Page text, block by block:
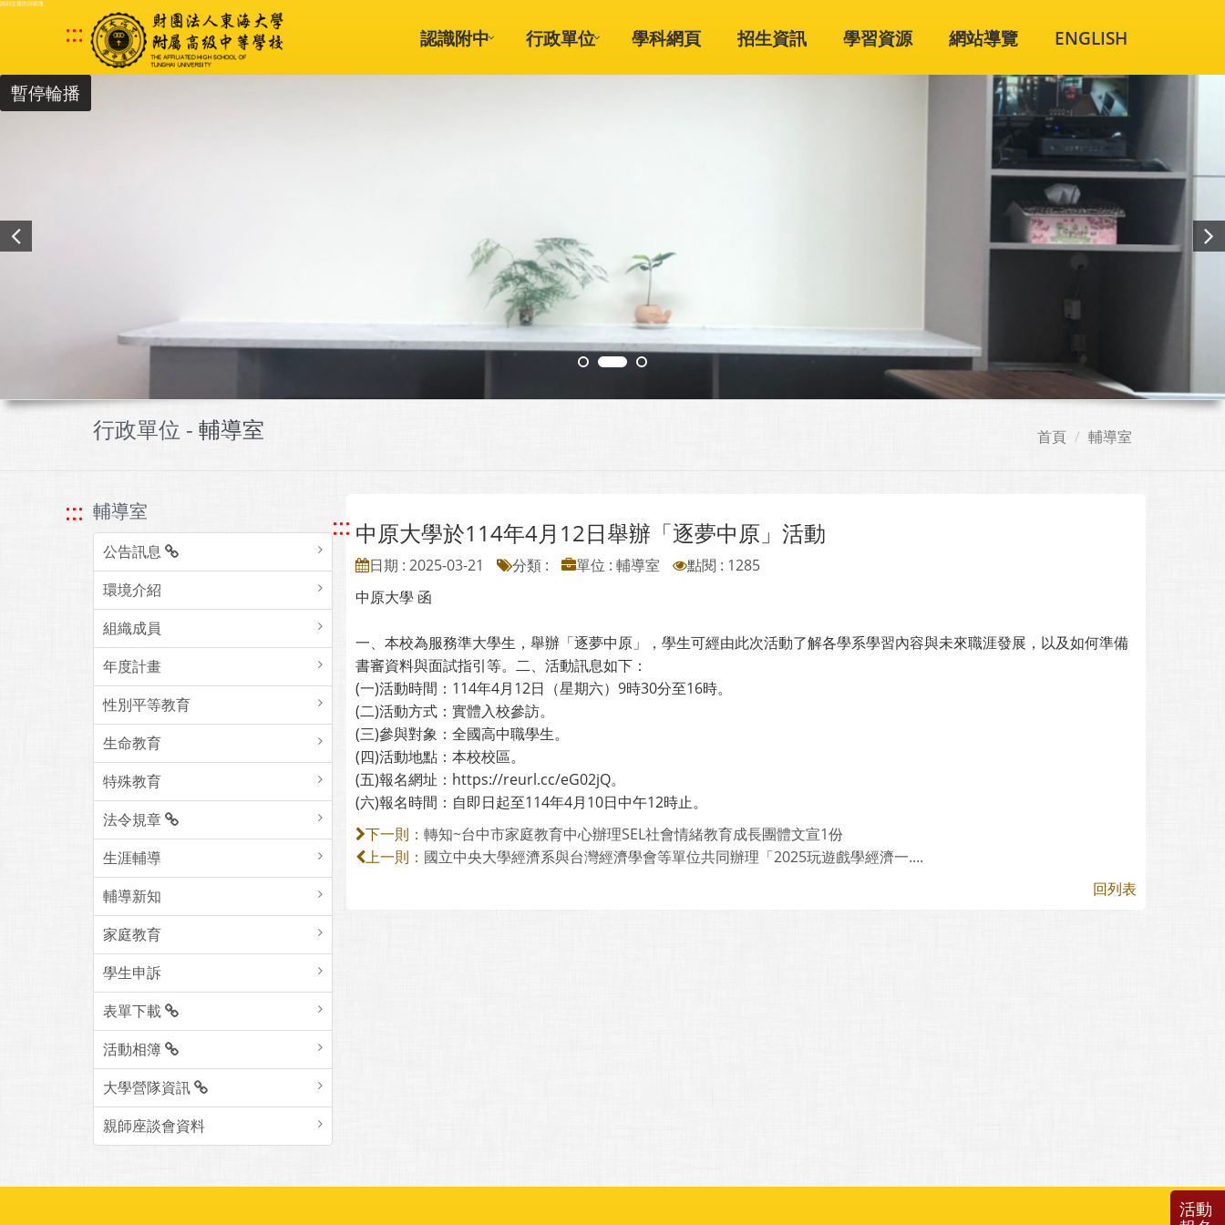
跳到主要內容區塊
::: 認識附中 行政單位 學科網頁 招生資訊 學習資源 網站導覽 ENGLISH
暫停輪播
行政單位 - 輔導室 首頁 輔導室
::: 輔導室
公告訊息
環境介紹
組織成員
年度計畫
性別平等教育
生命教育
特殊教育
法令規章
生涯輔導
輔導新知
家庭教育
學生申訴
表單下載
活動相簿
大學營隊資訊
親師座談會資料
::: 中原大學於114年4月12日舉辦「逐夢中原」活動
日期 : 2025-03-21 分類 : 單位 : 輔導室
點閱 : 1285
中原大學 函
一、本校為服務準大學生，舉辦「逐夢中原」，學生可經由此次活動了解各學系學習內容與未來職涯發展，以及如何準備
書審資料與面試指引等。二、活動訊息如下：
(一)活動時間：114年4月12日（星期六）9時30分至16時。
(二)活動方式：實體入校參訪。
(三)參與對象：全國高中職學生。
(四)活動地點：本校校區。
(五)報名網址：https://reurl.cc/eG02jQ。
(六)報名時間：自即日起至114年4月10日中午12時止。
下一則： 轉知~台中市家庭教育中心辦理SEL社會情緒教育成長團體文宣1份
上一則： 國立中央大學經濟系與台灣經濟學會等單位共同辦理「2025玩遊戲學經濟一....
回列表
活動